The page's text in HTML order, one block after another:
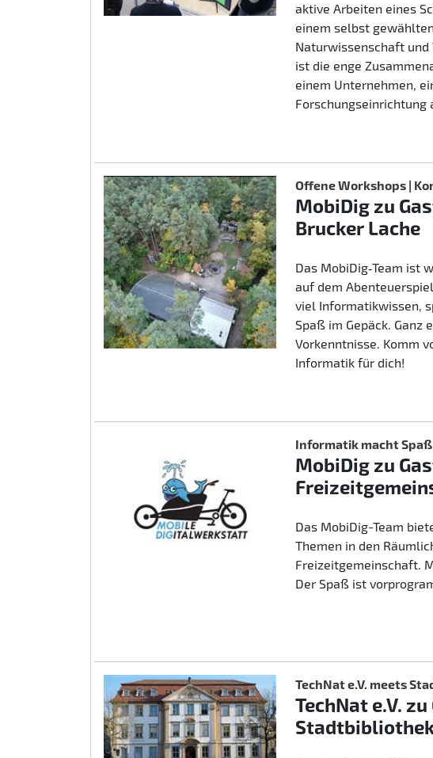
aktive Arbeiten eines
einem selbst
Naturwissenschaft und
ist die enge
einem Unternehmen,
Forschungseinrichtung
Offene Workshops |
MobiDig zu
Brucker Lache
Das MobiDig‑Team ist
auf dem
viel Informatikwissen,
Spaß im Gepäck. Ganz
Vorkenntnisse. Komm
Informatik für dich!
Informatik macht
MobiDig zu
Das MobiDig-Team
Themen in den
Freizeitgemeinschaft.
Der Spaß ist
TechNat e.V. meets
TechNat e.V.